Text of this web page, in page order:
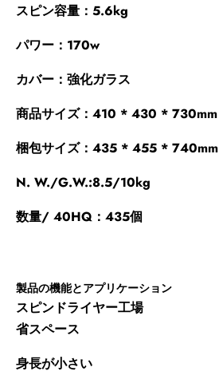
スピン容量：5.6kg
パワー：170w
カバー：強化ガラス
商品サイズ：410 * 430 * 730mm
梱包サイズ：435 * 455 * 740mm
N. W./G.W.:8.5/10kg
数量/ 40HQ：435個
製品の機能とアプリケーション
スピンドライヤー工場
省スペース
身長が小さい